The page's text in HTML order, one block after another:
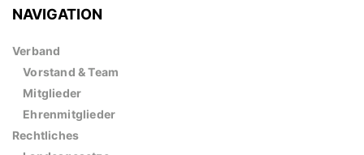
NAVIGATION
Verband
Vorstand & Team
Mitglieder
Ehrenmitglieder
Rechtliches